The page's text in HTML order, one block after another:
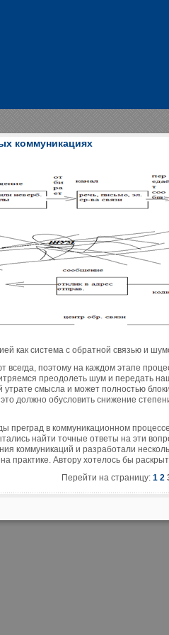
коммуникациях
как система с обратной связью и
поэтому на каждом этапе
преодолеть шум и передать
утрате смысла и может полностью
должно обусловить снижение
преград в коммуникационном
найти точные ответы на эти
коммуникаций и разработали
практике. Автору хотелось бы
Перейти на страницу: 1 2